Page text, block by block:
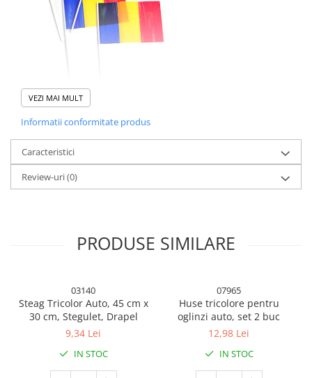
Steag tricolor realizat din material textil, bat alb din plastic.
Steagul este ideal pentru zilele Romaniei cu participare la
evenimente ,dar poate fi folosit si ca material didactic in lucru cu
VEZI MAI MULT
Informatii conformitate produs
Caracteristici
Review-uri(0)
PRODUSE SIMILARE
03140
Steag Tricolor Auto, 45 cm x
30 cm, Stegulet, Drapel
9,34 Lei
IN STOC
07965
Huse tricolore pentru
oglinzi auto, set 2 buc
12,98 Lei
IN STOC